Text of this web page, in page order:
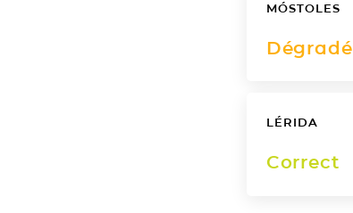
MÓSTOLES
Dégradé
LÉRIDA
Correct